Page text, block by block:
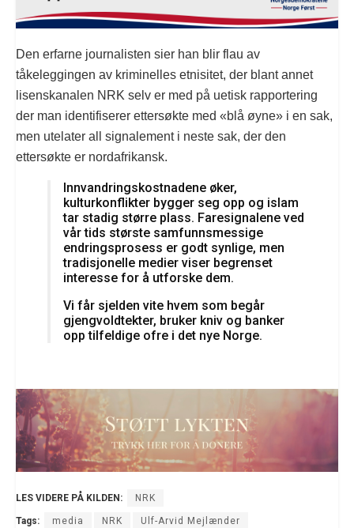
Den erfarne journalisten sier han blir flau av
tåkeleggingen av kriminelles etnisitet, der blant annet
lisenskanalen NRK selv er med på uetisk rapportering
der man identifiserer ettersøkte med «blå øyne» i en sak,
men utelater all signalement i neste sak, der den
ettersøkte er nordafrikansk.
Innvandringskostnadene øker,
kulturkonflikter bygger seg opp og islam
tar stadig større plass. Faresignalene ved
vår tids største samfunnsmessige
endringsprosess er godt synlige, men
tradisjonelle medier viser begrenset
interesse for å utforske dem.
Vi får sjelden vite hvem som begår
gjengvoldtekter, bruker kniv og banker
opp tilfeldige ofre i det nye Norge.
LES VIDERE PÅ KILDEN: NRK
Tags: media NRK Ulf-Arvid Mejlænder